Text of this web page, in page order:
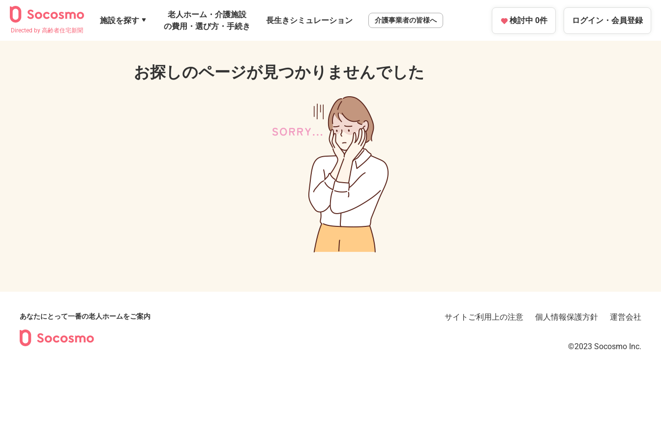
Directed by 高齢者住宅新聞
施設を探す
老人ホーム・介護施設
の費用・選び方・手続き
長生きシミュレーション 介護事業者の皆様へ 検討中 0件 ログイン・ 会員登録
お探しのページが見つかりませんでした
あなたにとって一番の老人ホームをご案内 サイトご利用上の注意 個人情報保護方針 運営会社
©2023︎ Socosmo Inc.